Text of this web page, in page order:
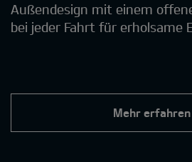
Außendesign mit einem
bei jeder Fahrt für erholsame
Mehr erfahren